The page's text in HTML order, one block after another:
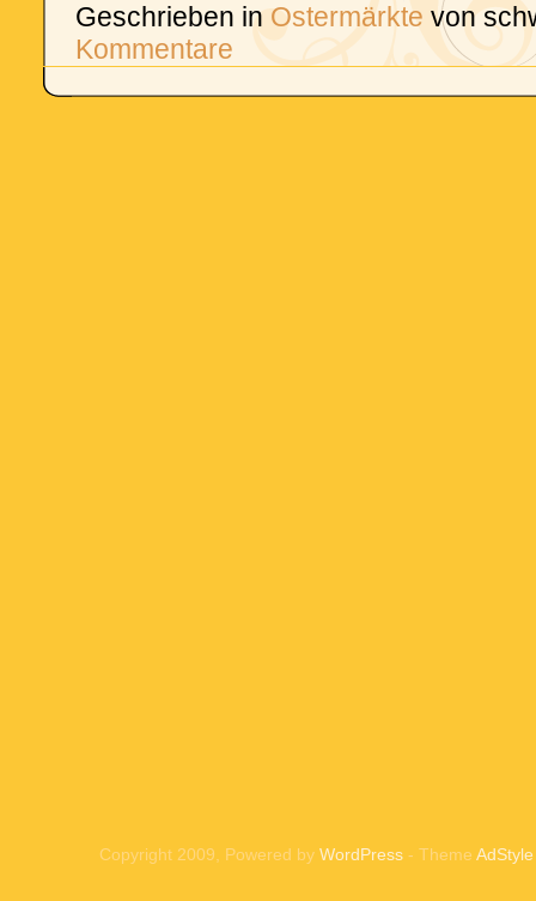
Geschrieben in Ostermärkte von
Kommentare
Copyright 2009, Powered by WordPress - Theme AdStyle